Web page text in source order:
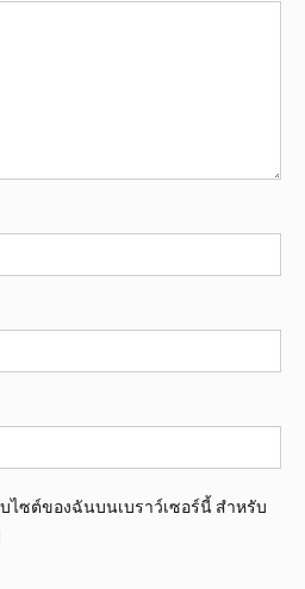
ไซต์ของฉันบนเบราว์เซอร์นี้ สำหรับ